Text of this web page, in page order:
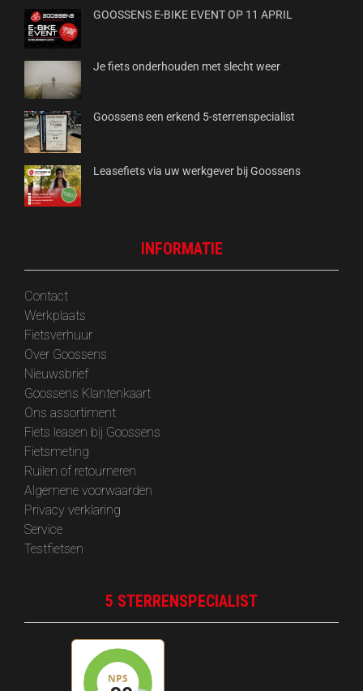
GOOSSENS E-BIKE EVENT OP 11 APRIL
Je fiets onderhouden met slecht weer
Goossens een erkend 5-sterrenspecialist
Leasefiets via uw werkgever bij Goossens
INFORMATIE
Contact
Werkplaats
Fietsverhuur
Over Goossens
‎Nieuwsbrief
Goossens Klantenkaart
Ons assortiment
Fiets leasen bij Goossens
Fietsmeting
Ruilen of retourneren
Algemene voorwaarden
Privacy verklaring
Service
Testfietsen
5 STERRENSPECIALIST